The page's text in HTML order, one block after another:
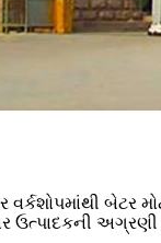
વર્કશોપમાંથી
ઉત્પાદકની અગ્રણી